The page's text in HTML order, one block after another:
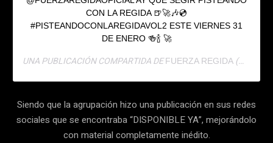
CON LA REGIDA 🍺🚀🎶💿
#PISTEANDOCONLAREGIDAVOL2 ESTE VIERNES 31
DE ENERO 🍻🍾 🚀
UNA PUBLICACIÓN COMPARTIDA DEFUERZA REGIDA (@FUERZAREGIDAOFICIAL) EL
Siendo que la agrupación hizo una publicación en sus redes
sociales que se encontraba “DISPONIBLE YA”, mejorándolo
con material completamente inédito.